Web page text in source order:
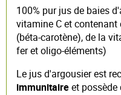
100% pur jus de baies
vitamine C et
(béta-carotène), de la
fer et oligo-éléments)
Le jus d'argousier est
immunitaireet possède